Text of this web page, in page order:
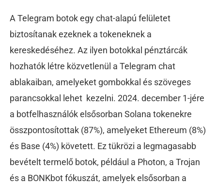
A Telegram botok egy chat-alapú felületet
biztosítanak ezeknek a tokeneknek a
kereskedéséhez. Az ilyen botokkal pénztárcák
hozhatók létre közvetlenül a Telegram chat
ablakaiban, amelyeket gombokkal és szöveges
parancsokkal lehet kezelni. 2024. december 1-jére
a botfelhasználók elsősorban Solana tokenekre
összpontosítottak (87%), amelyeket Ethereum (8%)
és Base (4%) követett. Ez tükrözi a legmagasabb
bevételt termelő botok, például a Photon, a Trojan
és a BONKbot fókuszát, amelyek elsősorban a